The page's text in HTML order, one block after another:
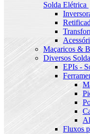
Solda Elétrica
Maçaricos &
Diversos
EPIs -
Fluxos